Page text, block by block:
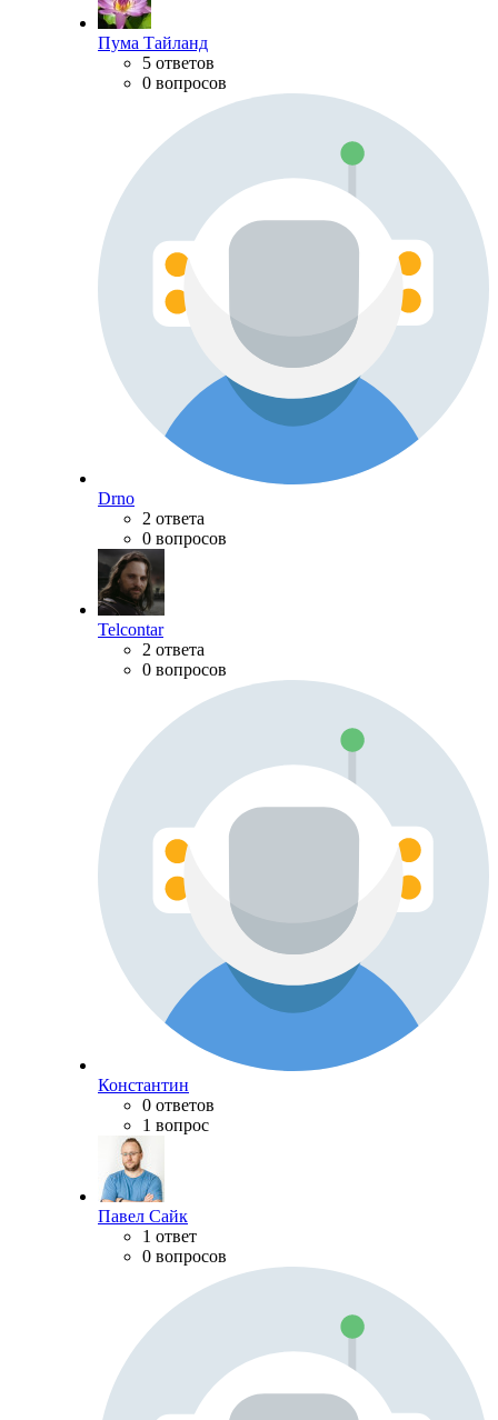
Пума Тайланд
5 ответов
0 вопросов
Drno
2 ответа
0 вопросов
Telcontar
2 ответа
0 вопросов
Константин
0 ответов
1 вопрос
Павел Сайк
1 ответ
0 вопросов